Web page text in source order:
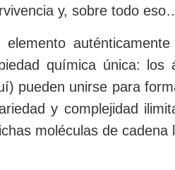
y, sobre todo
química única: los
pueden unirse para
y complejidad
moléculas de cadena